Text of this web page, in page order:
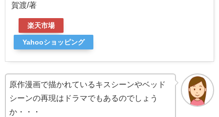
賀渡/著
楽天市場
Yahooショッピング
原作漫画で描かれているキスシーンやベッド
シーンの再現はドラマでもあるのでしょう
か・・・